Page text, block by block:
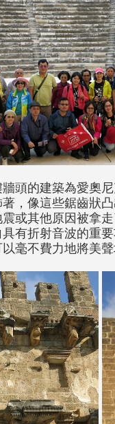
頭的建築為愛奧
，像這些鋸齒狀
或其他原因被拿
有折射音波的重
毫不費力地將美